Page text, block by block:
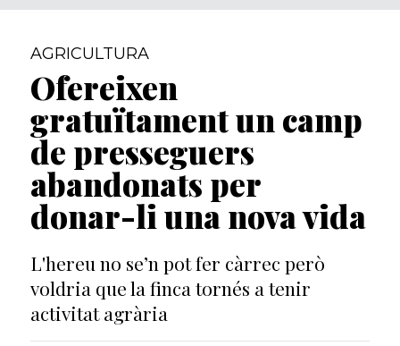
AGRICULTURA
Ofereixen
gratuïtament un camp
de presseguers
abandonats per
donar-li una nova vida
L'hereu no se’n pot fer càrrec però
voldria que la finca tornés a tenir
activitat agrària